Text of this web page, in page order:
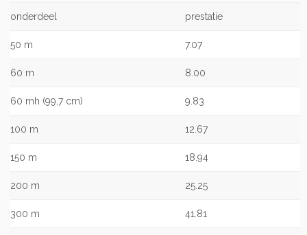
onderdeel prestatie
50 m 7.07
60 m 8.00
60 mh (99,7 cm) 9.83
100 m 12.67
150 m 18.94
200 m 25.25
300 m 41.81